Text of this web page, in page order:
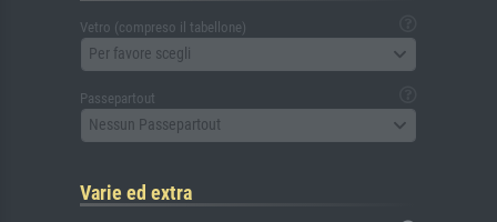
Vetro (compreso il tabellone)
Per favore scegli
Passepartout
Nessun Passepartout
Varie ed extra